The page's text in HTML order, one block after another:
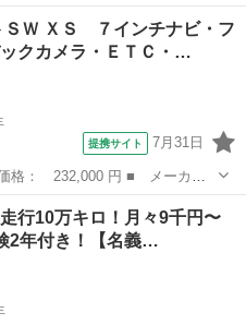
レットSW XS☆Bluetoothナビ
☆便利な電動スライドドア付き
距離
ＳＷ ＸＳ ７インチナビ・フ
クカメラ・ＥＴＣ・…
提携サイト 7月31日
ＳＷ ■ グレード名： ＸＳ
カメラ・ＥＴＣ・プッシュスタ
行10万キロ！月々9千円〜
2年付き！【名義…